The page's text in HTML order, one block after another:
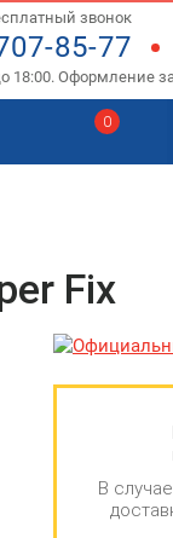
звонок
85-77
18:00. Оформление
0
Fix
В